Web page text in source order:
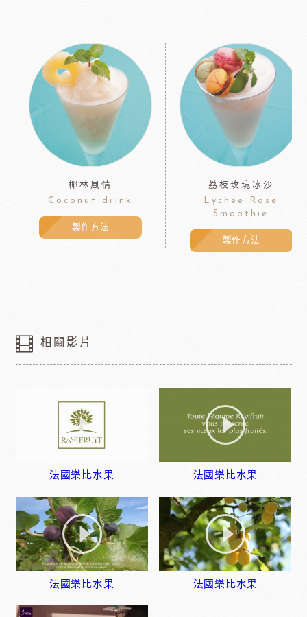
椰林風情
Coconut drink
製作方法
荔枝玫瑰冰沙
Lychee Rose
Smoothie
製作方法
相關影片
法國樂比水果 法國樂比水果
法國樂比水果 法國樂比水果